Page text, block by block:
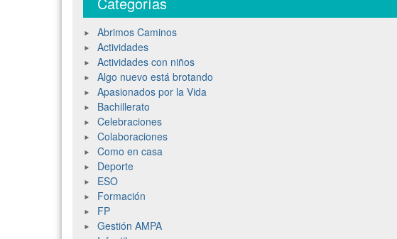
Abrimos Caminos
Actividades
Actividades con niños
Algo nuevo está brotando
Apasionados por la Vida
Bachillerato
Celebraciones
Colaboraciones
Como en casa
Deporte
ESO
Formación
FP
Gestión AMPA